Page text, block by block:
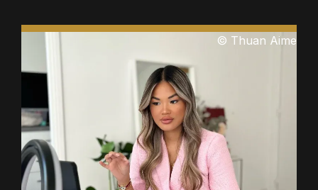
© Thuan Aime